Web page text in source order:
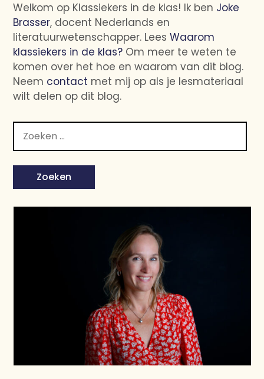
Welkom op Klassiekers in de klas! Ik ben Joke
Brasser, docent Nederlands en
literatuurwetenschapper. LeesWaarom
klassiekers in de klas? Om meer te weten te
komen over het hoe en waarom van dit blog.
Neem contact met mij op als je lesmateriaal
wilt delen op dit blog.
naar: